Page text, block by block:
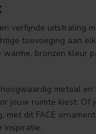
verfijnde uitstraling
toevoeging aan
bronzen kleur
metaal
jouw ruimte kiest.
met dit FACE
inspiratie.